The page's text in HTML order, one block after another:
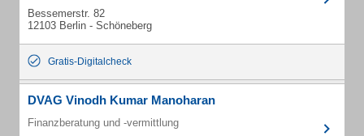
Bessemerstr. 82
12103 Berlin - Schöneberg
Gratis-Digitalcheck
DVAG Vinodh Kumar Manoharan
Finanzberatung und -vermittlung